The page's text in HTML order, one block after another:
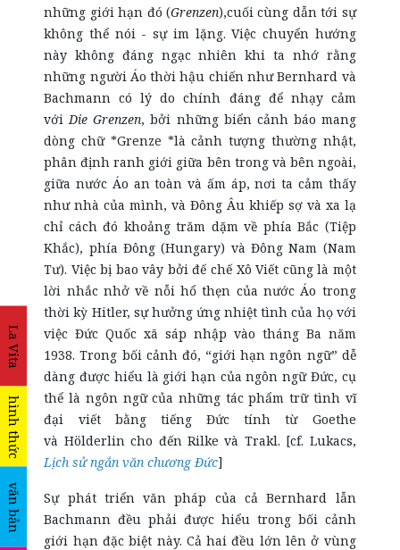
La Vita
hình thức
văn bản
những giới hạn đó (Grenzen),cuối cùng dẫn tới sự
không thể nói - sự im lặng. Việc chuyển hướng
này không đáng ngạc nhiên khi ta nhớ rằng
những người Áo thời hậu chiến như Bernhard và
Bachmann có lý do chính đáng để nhạy cảm
vớiDie Grenzen, bởi những biển cảnh báo mang
dòng chữ *Grenze *là cảnh tượng thường nhật,
phân định ranh giới giữa bên trong và bên ngoài,
giữa nước Áo an toàn và ấm áp, nơi ta cảm thấy
như nhà của mình, và Đông Âu khiếp sợ và xa lạ
chỉ cách đó khoảng trăm dặm về phía Bắc (Tiệp
Khắc), phía Đông (Hungary) và Đông Nam (Nam
Tư). Việc bị bao vây bởi đế chế Xô Viết cũng là một
lời nhắc nhở về nỗi hổ thẹn của nước Áo trong
thời kỳ Hitler, sự hưởng ứng nhiệt tình của họ với
việc Đức Quốc xã sáp nhập vào tháng Ba năm
1938. Trong bối cảnh đó, “giới hạn ngôn ngữ” dễ
dàng được hiểu là giới hạn của ngôn ngữ Đức, cụ
thể là ngôn ngữ của những tác phẩm trữ tình vĩ
đại viết bằng tiếng Đức tính từ Goethe
và Hölderlin cho đến Rilke và Trakl. [cf. Lukacs,
Lịch sử ngắn văn chương Đức]
Sự phát triển văn pháp của cả Bernhard lẫn
Bachmann đều phải được hiểu trong bối cảnh
giới hạn đặc biệt này. Cả hai đều lớn lên ở vùng